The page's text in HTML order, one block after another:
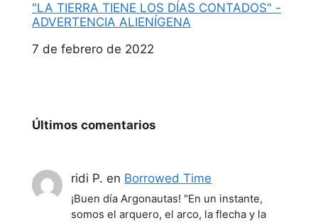
"LA TIERRA TIENE LOS DÍAS CONTADOS" -
ADVERTENCIA ALIENÍGENA
Fecha
7 de febrero de 2022
Últimos comentarios
ridi P. en Borrowed Time
¡Buen día Argonautas! "En un instante,
somos el arquero, el arco, la flecha y la